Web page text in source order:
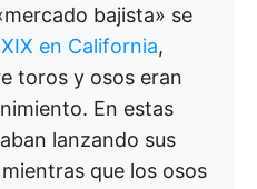
bajista» se
en California,
toros y osos eran
En estas
lanzando sus
que los osos